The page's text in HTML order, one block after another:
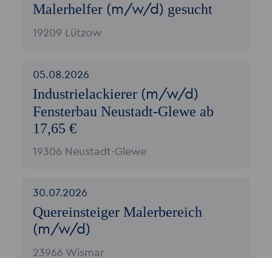
Malerhelfer (m/w/d) gesucht
19209 Lützow
Industrielackierer (m/w/d)
Fensterbau Neustadt-Glewe ab
17,65 €
19306 Neustadt-Glewe
05.08.2026
Quereinsteiger Malerbereich
(m/w/d)
23966 Wismar
30.07.2026